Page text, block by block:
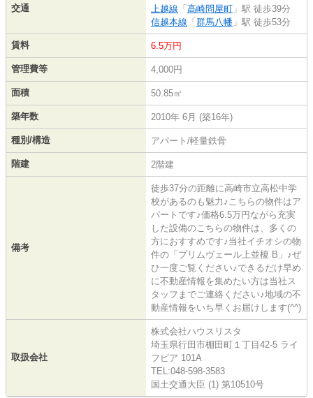
交通
上越線 「 高崎問屋町 」駅 徒歩39分
信越本線 「 群馬八幡 」駅 徒歩53分
賃料 6.5万円
管理費等 4,000円
面積 50.85㎡
築年数 2010年 6月 (築16年)
種別/構造 アパート/軽量鉄骨
階建 2階建
備考
徒歩37分の距離に高崎市立高松中学
校があるのも魅力♪こちらの物件はア
パートです♪価格6.5万円ながら充実
した設備のこちらの物件は、多くの
方におすすめです♪当社イチオシの物
件の「プリムヴェール上並榎 B」♪ぜ
ひ一度ご覧ください♪できるだけ早め
に不動産情報を集めたい方は当社ス
タッフまでご連絡ください♪地域の不
動産情報をいち早くお届けします(^^)
取扱会社
株式会社ハウスリスタ
埼玉県行田市棚田町１丁目42-5 ライ
フピア 101A
TEL:048-598-3583
国土交通大臣 (1) 第10510号